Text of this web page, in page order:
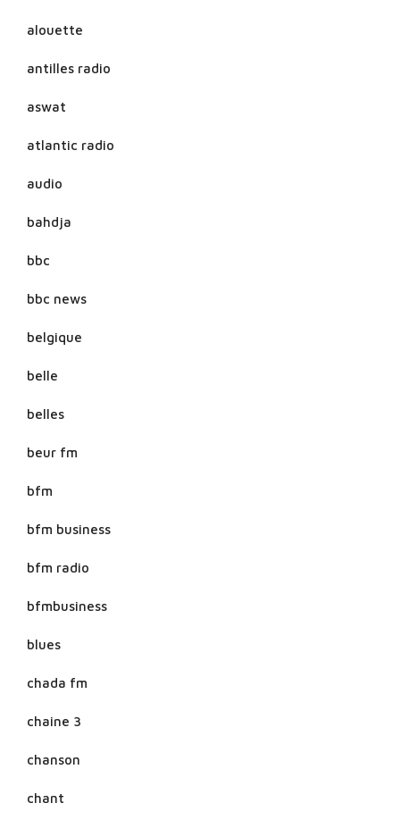
alouette
antilles radio
aswat
atlantic radio
audio
bahdja
bbc
bbc news
belgique
belle
belles
beur fm
bfm
bfm business
bfm radio
bfmbusiness
blues
chada fm
chaine 3
chanson
chant